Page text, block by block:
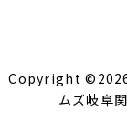
Copyright ©
ムズ岐阜